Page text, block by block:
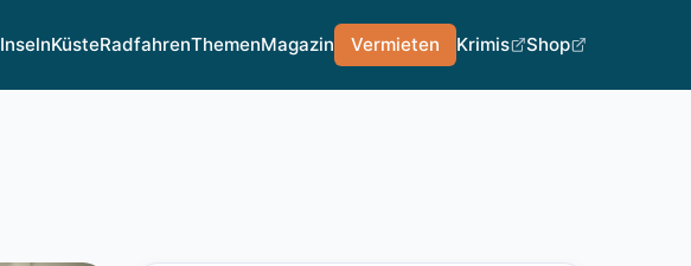
InselnKüsteRadfahrenThemenMagazin Vermieten Krimis Shop